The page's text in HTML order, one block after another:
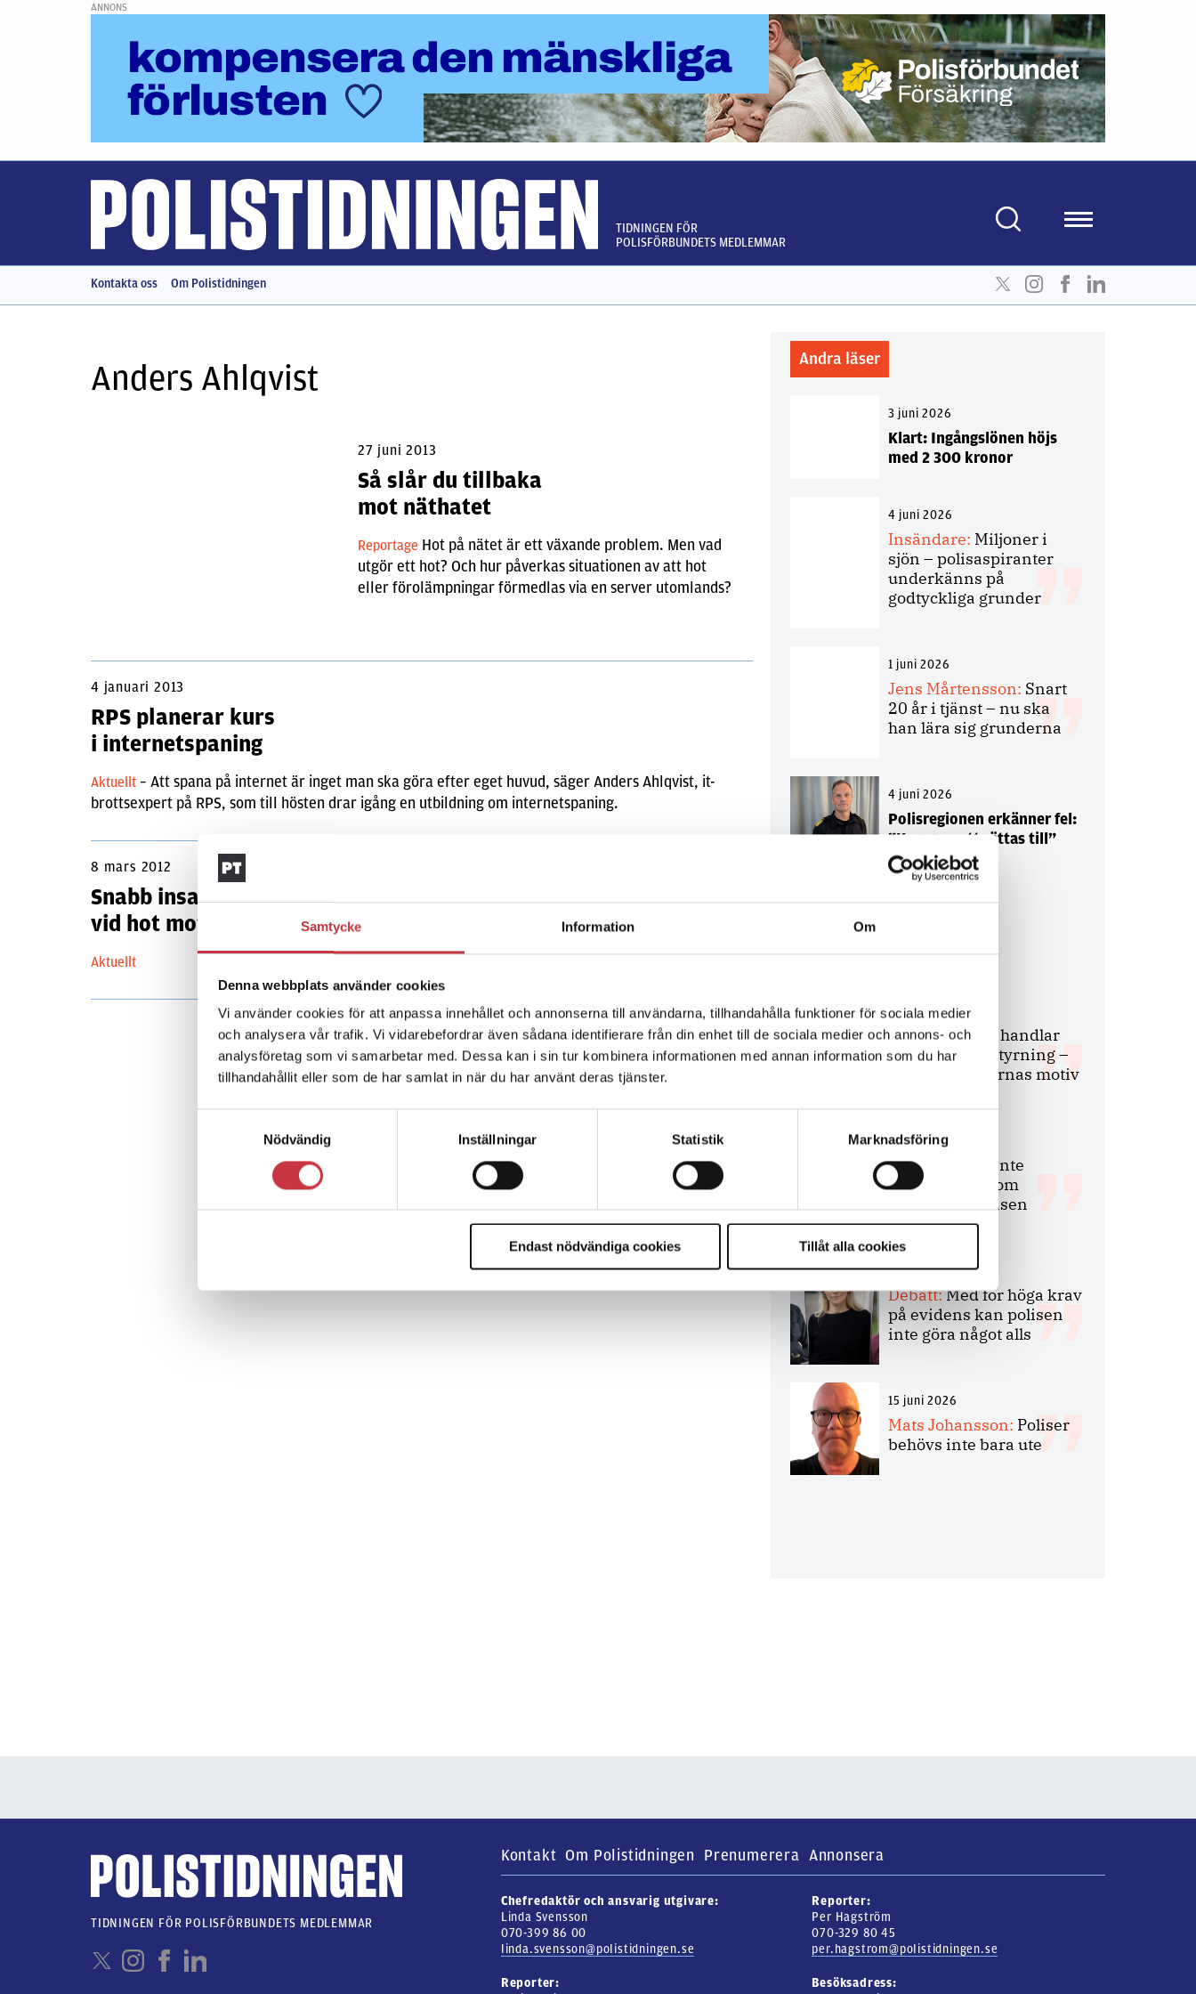
Samtycke Information Om
Denna webbplats använder cookies
Vi använder cookies för att anpassa innehållet och annonserna till användarna, tillhandahålla funktioner för sociala medier
och analysera vår trafik. Vi vidarebefordrar även sådana identifierare från din enhet till de sociala medier och annons- och
analysföretag som vi samarbetar med. Dessa kan i sin tur kombinera informationen med annan information som du har
tillhandahållit eller som de har samlat in när du har använt deras tjänster.
Nödvändig
Inställningar Statistik Marknadsföring
Endast nödvändiga cookies Tillåt alla cookies
ANNONS
TIDNINGEN FÖR
POLISFÖRBUNDETS MEDLEMMAR
Kontakta oss Om Polistidningen
Anders Ahlqvist
27 juni 2013
Så slår du tillbaka
mot näthatet
Reportage Hot på nätet är ett växande problem. Men vad
utgör ett hot? Och hur påverkas situationen av att hot
eller förolämpningar förmedlas via en server utomlands?
4 januari 2013
RPS planerar kurs
i internetspaning
Aktuellt – Att spana på internet är inget man ska göra efter eget huvud, säger Anders Ahlqvist, it-
brottsexpert på RPS, som till hösten drar igång en utbildning om internetspaning.
8 mars 2012
Snabb insats kritisk faktor
vid hot mot skolor
Aktuellt
Andra läser
3 juni 2026
Klart: Ingångslönen höjs
med 2 300 kronor
4 juni 2026
Insändare: Miljoner i
sjön – polisaspiranter
underkänns på
godtyckliga grunder
1 juni 2026
Jens Mårtensson: Snart
20 år i tjänst – nu ska
han lära sig grunderna
4 juni 2026
Polisregionen erkänner fel:
”Kommer att rättas till”
Debatt
9 juli 2026
Slutreplik:Det handlar
om kunskapsstyrning –
inte om forskarnas motiv
8 juli 2026
Replik:
Det är inte
evidenskrav som
bakbinder polisen
7 juli 2026
Debatt:Med för höga krav
på evidens kan polisen
inte göra något alls
15 juni 2026
Mats Johansson: Poliser
behövs inte bara ute
Kontakt Om Polistidningen Prenumerera Annonsera
Chefredaktör och ansvarig utgivare:
Linda Svensson
070-399 86 00
linda.svensson@polistidningen.se
Reporter:
Per Hagström
070-329 80 45
per.hagstrom@polistidningen.se
Reporter:
Besöksadress:
TIDNINGEN FÖR POLISFÖRBUNDETS MEDLEMMAR